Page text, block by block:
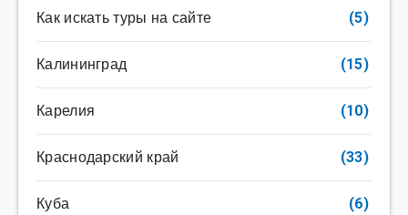
Как искать туры на сайте (5)
Калининград (15)
Карелия (10)
Краснодарский край (33)
Куба (6)